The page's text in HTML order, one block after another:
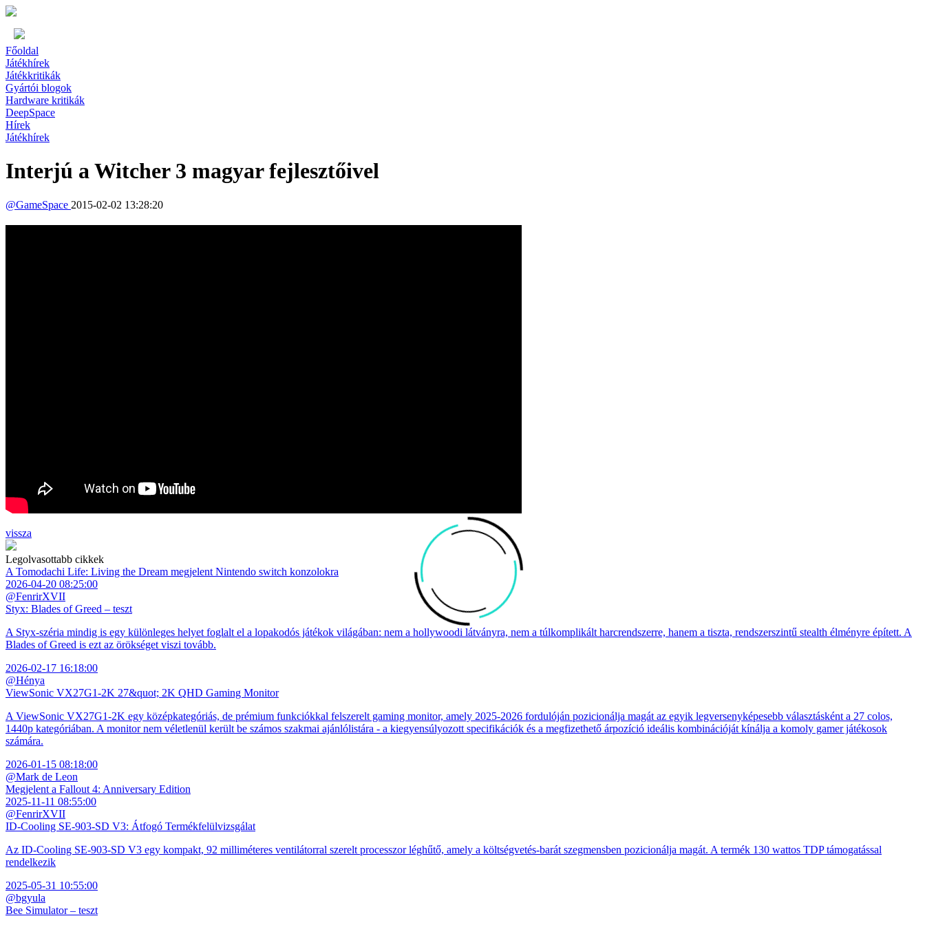
Főoldal
Játékhírek
Játékkritikák
Gyártói blogok
Hardware kritikák
DeepSpace
Hírek
Játékhírek
Interjú a Witcher 3 magyar fejlesztőivel
@GameSpace 2015-02-02 13:28:20
vissza
Legolvasottabb cikkek
A Tomodachi Life: Living the Dream megjelent Nintendo switch konzolokra
2026-04-20 08:25:00
@FenrirXVII
Styx: Blades of Greed – teszt
A Styx-széria mindig is egy különleges helyet foglalt el a lopakodós játékok világában: nem a hollywoodi látványra, nem a túlkomplikált harcrendszerre, hanem a tiszta, rendszerszintű stealth élményre épített. A
Blades of Greed is ezt az örökséget viszi tovább.
2026-02-17 16:18:00
@Hénya
ViewSonic VX27G1-2K 27&quot; 2K QHD Gaming Monitor
A ViewSonic VX27G1-2K egy középkategóriás, de prémium funkciókkal felszerelt gaming monitor, amely 2025-2026 fordulóján pozicionálja magát az egyik legversenyképesebb választásként a 27 colos,
1440p kategóriában. A monitor nem véletlenül került be számos szakmai ajánlólistára - a kiegyensúlyozott specifikációk és a megfizethető árpozíció ideális kombinációját kínálja a komoly gamer játékosok
számára.
2026-01-15 08:18:00
@Mark de Leon
Megjelent a Fallout 4: Anniversary Edition
2025-11-11 08:55:00
@FenrirXVII
ID-Cooling SE-903-SD V3: Átfogó Termékfelülvizsgálat
Az ID-Cooling SE-903-SD V3 egy kompakt, 92 milliméteres ventilátorral szerelt processzor léghűtő, amely a költségvetés-barát szegmensben pozicionálja magát. A termék 130 wattos TDP támogatással
rendelkezik
2025-05-31 10:55:00
@bgyula
Bee Simulator – teszt